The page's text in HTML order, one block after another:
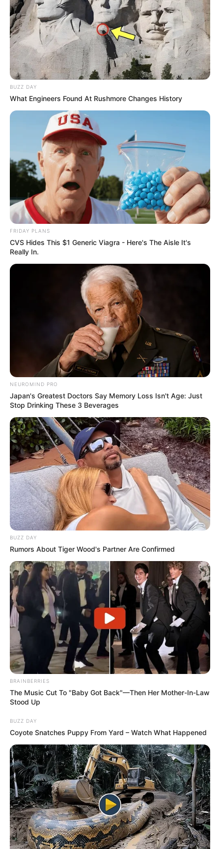
Προσθήκη τοnewstok.gr στην Google
Ανακαλύψτε περισσότερα άρθρα στα αποτελέσματα
αναζήτησης.
Το ιδανικότερο ντεμπούτο για τον Μαροκινο χαφ
του Παναθηναϊκού με αντίπαλο τον Πανσερραικο .
Αγωνίστηκε για 87 λεπτά εντυπωσιάζοντας τον
κοσμο της ομάδας με την τεχνική του κατάρτιση ,
τον τρόπο που έπαιξε και με τη συνολικά καλή του
παρουσία στο γήπεδο…
Διαβάστε τη συνέχεια στο paopantou.gr
Τελευταία νέα
Θλίψη στην Καστοριά: Βρήκαν νεκρή από
πυροβολισμό μια τεράστια αρκούδα 300
κιλών
Χειροπέδες σε 49χρονο φυγόδικο της
ρωσόφωνης μαφίας στην Αθήνα
Σπείρα είχε στήσει υπερσύγχρονα
εργαστήρια κάνναβης στην Αττική και
πουλούσε ναρκωτικά μέχρι και στην
Πανεπιστημιούπολη
Ταυτοποιήθηκε η 57χρονη γυναίκα που
βρέθηκε νεκρή σε σπηλιά στον
Λυκαβηττό – Πτώση από ύψος δείχνουν
Δείτε όλες τις τελευταίεςΕιδήσεις από την Ελλάδα και
τον Κόσμο, τη στιγμή που συμβαίνουν, στοNewstok.gr.
BUZZ DAY
What Engineers Found At Rushmore Changes History
FRIDAY PLANS
CVS Hides This $1 Generic Viagra - Here's The Aisle It's
Really In.
NEUROMIND PRO
Japan's Greatest Doctors Say Memory Loss Isn't Age: Just
Stop Drinking These 3 Beverages
BUZZ DAY
Rumors About Tiger Wood's Partner Are Confirmed
BRAINBERRIES
The Music Cut To "Baby Got Back"—Then Her Mother-In-Law
Stood Up
BUZZ DAY
Coyote Snatches Puppy From Yard – Watch What Happened